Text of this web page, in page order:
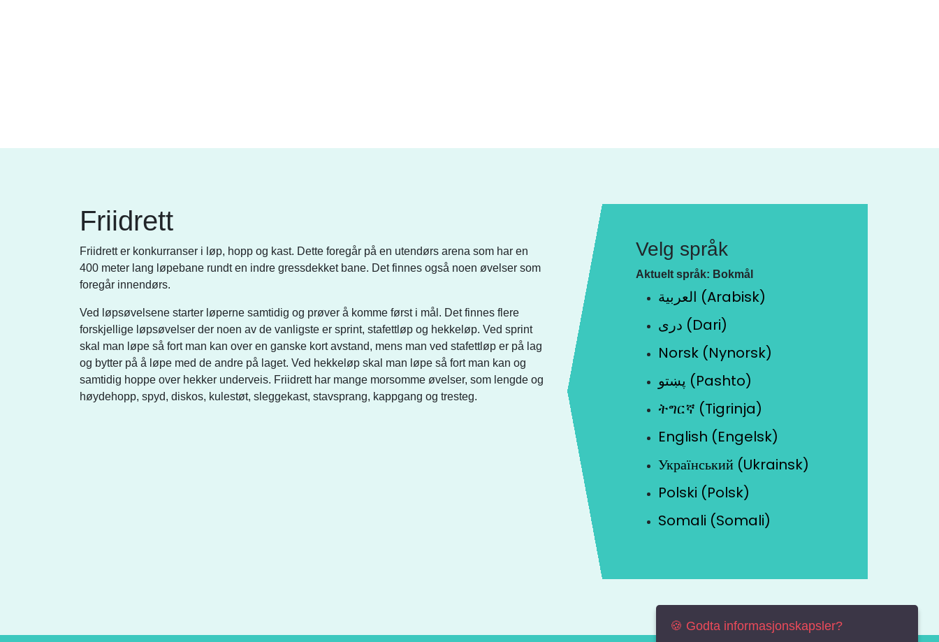
Friidrett
Friidrett er konkurranser i løp, hopp og kast. Dette foregår på en utendørs arena som har en
400 meter lang løpebane rundt en indre gressdekket bane. Det finnes også noen øvelser som
foregår innendørs.
Ved løpsøvelsene starter løperne samtidig og prøver å komme først i mål. Det finnes flere
forskjellige løpsøvelser der noen av de vanligste er sprint, stafettløp og hekkeløp. Ved sprint
skal man løpe så fort man kan over en ganske kort avstand, mens man ved stafettløp er på lag
og bytter på å løpe med de andre på laget. Ved hekkeløp skal man løpe så fort man kan og
samtidig hoppe over hekker underveis. Friidrett har mange morsomme øvelser, som lengde og
høydehopp, spyd, diskos, kulestøt, sleggekast, stavsprang, kappgang og tresteg.
Velg språk
Aktuelt språk: Bokmål
العربية (Arabisk)
دری (Dari)
Norsk (Nynorsk)
پښتو (Pashto)
ትግርኛ (Tigrinja)
English (Engelsk)
Український (Ukrainsk)
Polski (Polsk)
Somali (Somali)
🍪 Godta informasjonskapsler?